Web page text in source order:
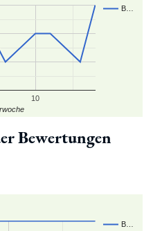
B…
10
Bewertungen
B…